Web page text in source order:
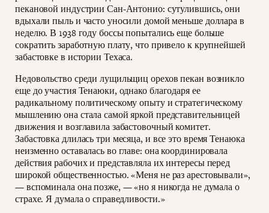
пекановой индустрии Сан-Антонио: сутулившись, они
вдыхали пыль и часто уносили домой меньше доллара в
неделю. В 1938 году боссы попытались еще больше
сократить заработную плату, что привело к крупнейшей
забастовке в истории Техаса.
Недовольство среди лущильщиц орехов пекан возникло
еще до участия Тенаюки, однако благодаря ее
радикальному политическому опыту и стратегическому
мышлению она стала самой яркой представительницей
движения и возглавила забастовочный комитет.
Забастовка длилась три месяца, и все это время Тенаюка
неизменно оставалась во главе: она координировала
действия рабочих и представляла их интересы перед
широкой общественностью. «Меня не раз арестовывали»,
— вспоминала она позже, — «но я никогда не думала о
страхе. Я думала о справедливости.»